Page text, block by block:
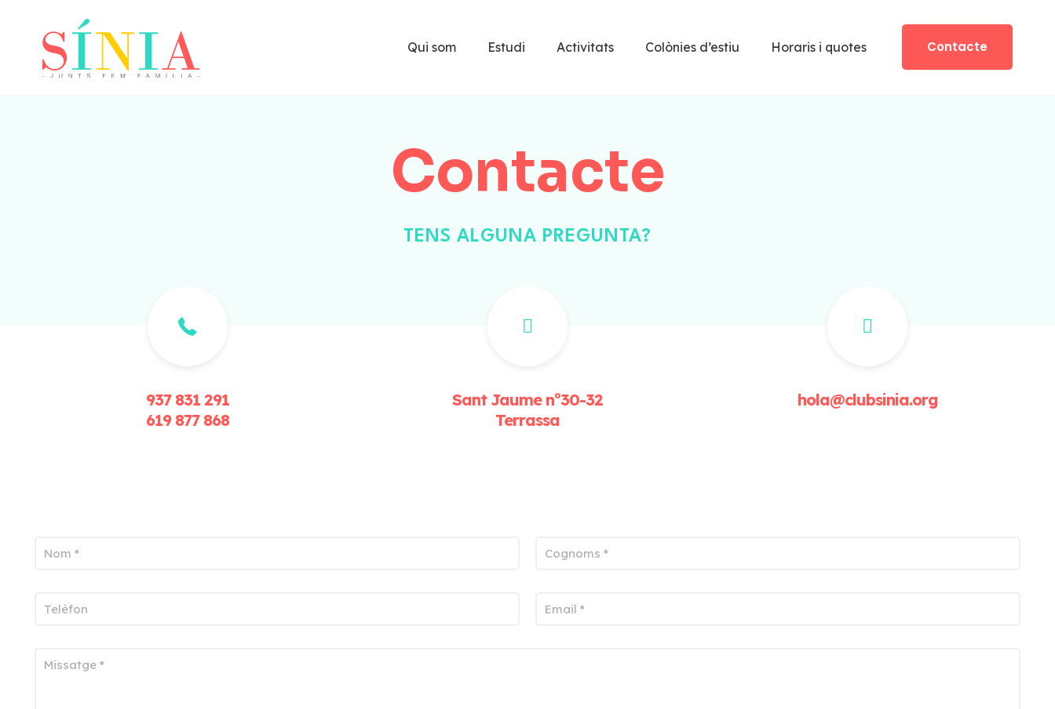
Qui som Estudi Activitats Colònies d’estiu Horaris i quotes Contacte
Contacte
TENS ALGUNA PREGUNTA?
937 831 291
619 877 868
Sant Jaume nº30-32
Terrassa
hola@clubsinia.org